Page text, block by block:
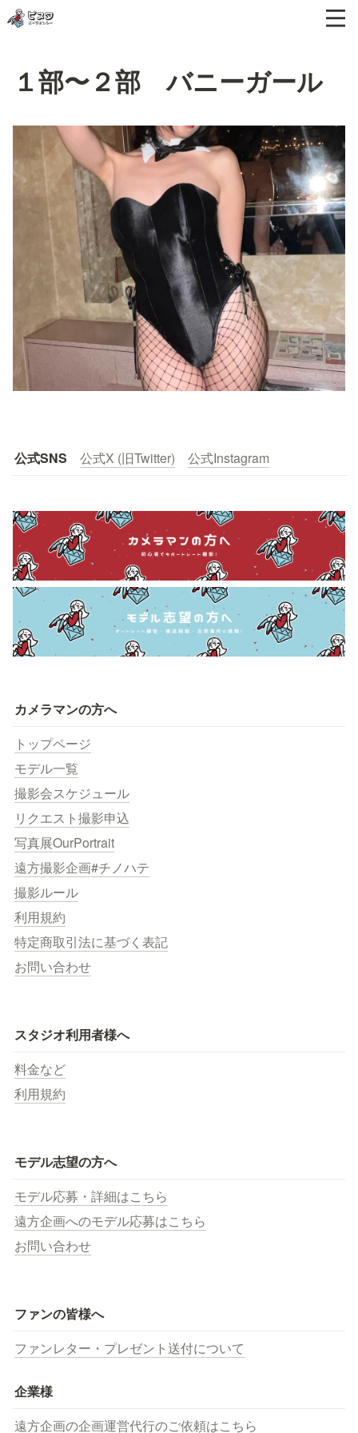
１部〜２部 バニーガール
公式SNS 公式X (旧Twitter) 公式Instagram
カメラマンの方へ
トップページ
モデル一覧
撮影会スケジュール
リクエスト撮影申込
写真展OurPortrait
遠方撮影企画#チノハテ
撮影ルール
利用規約
特定商取引法に基づく表記
お問い合わせ
スタジオ利用者様へ
料金など
利用規約
モデル志望の方へ
モデル応募・詳細はこちら
遠方企画へのモデル応募はこちら
お問い合わせ
ファンの皆様へ
ファンレター・プレゼント送付について
企業様
遠方企画の企画運営代行のご依頼はこちら